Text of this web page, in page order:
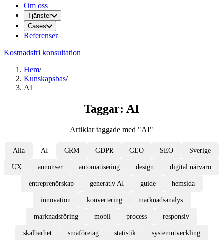
Om oss
Tjänster
Cases
Referenser
Kostnadsfri konsultation
Hem/
Kunskapsbas/
AI
Taggar: AI
Artiklar taggade med "AI"
Alla AI CRM GDPR GEO SEO Sverige
UX annonser automatisering design digital närvaro
entreprenörskap generativ AI guide hemsida
innovation konvertering marknadsanalys
marknadsföring mobil process responsiv
skalbarhet småföretag statistik systemutveckling